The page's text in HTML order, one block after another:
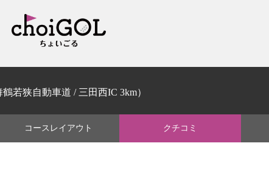
鶴若狭自動車道 / 三田西IC 3km）
コース レイアウト クチコミ